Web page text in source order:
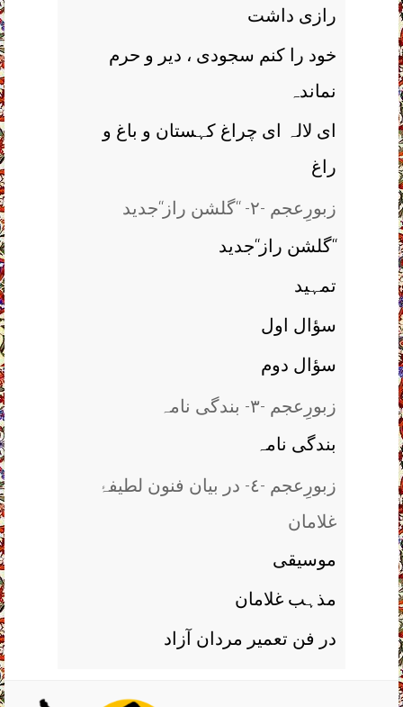
رازی داشت
خود را کنم سجودی ، دیر و حرم
نماندہ
ای لالہ ای چراغ کہستان و باغ و
راغ
زبورِعجم -٢- ‘‘گلشن راز‘‘جدید
گلشن راز‘‘جدید‘‘
تمہید
سؤال اول
سؤال دوم
زبورِعجم -٣- بندگی نامہ
بندگی نامہ
زبورِعجم -٤- در بیان فنون لطیفۂ
غلامان
موسیقی
مذہب غلامان
در فن تعمیر مردان آزاد